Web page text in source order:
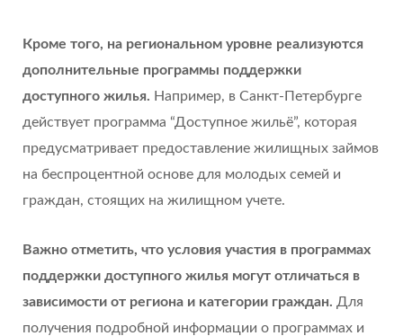
Кроме того, на региональном уровне реализуются
дополнительные программы поддержки
доступного жилья. Например, в Санкт-Петербурге
действует программа “Доступное жильё”, которая
предусматривает предоставление жилищных займов
на беспроцентной основе для молодых семей и
граждан, стоящих на жилищном учете.
Важно отметить, что условия участия в программах
поддержки доступного жилья могут отличаться в
зависимости от региона и категории граждан. Для
получения подробной информации о программах и